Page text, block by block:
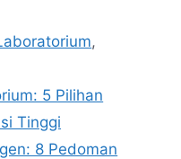
,
5 Pilihan
Tinggi
8 Pedoman